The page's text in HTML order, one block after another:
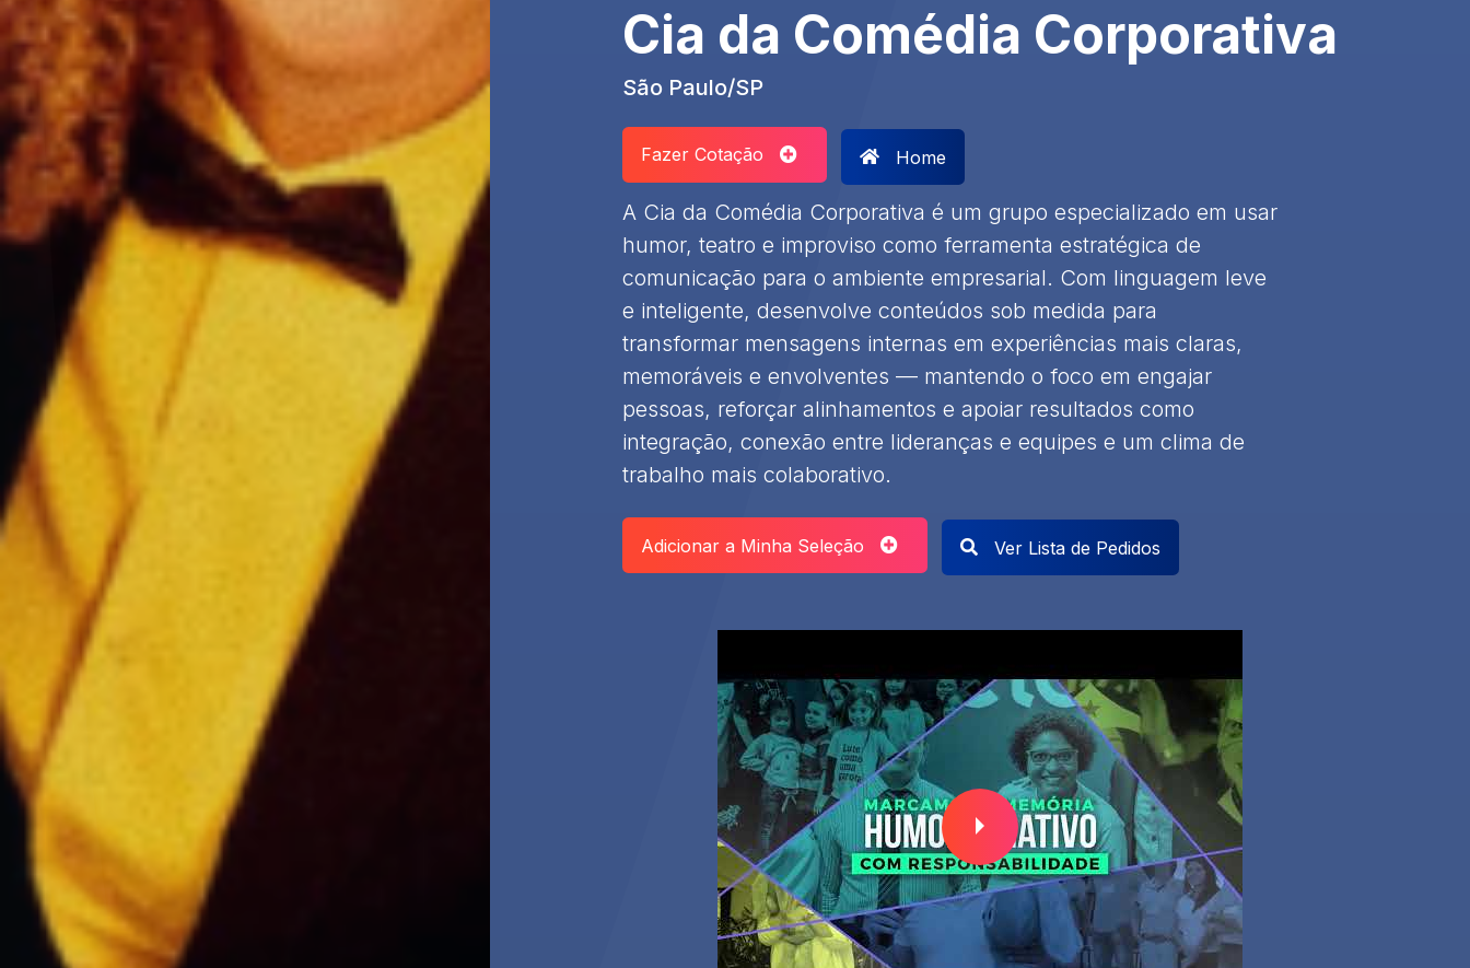
Cia da Comédia Corporativa
São Paulo/SP
Fazer Cotação Home
A Cia da Comédia Corporativa é um grupo especializado em usar
humor, teatro e improviso como ferramenta estratégica de
comunicação para o ambiente empresarial. Com linguagem leve
e inteligente, desenvolve conteúdos sob medida para
transformar mensagens internas em experiências mais claras,
memoráveis e envolventes — mantendo o foco em engajar
pessoas, reforçar alinhamentos e apoiar resultados como
integração, conexão entre lideranças e equipes e um clima de
trabalho mais colaborativo.
Adicionar a Minha Seleção Ver Lista de Pedidos